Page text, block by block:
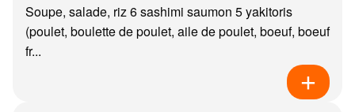
Soupe, salade, riz 6 sashimi saumon 5 yakitoris
(poulet, boulette de poulet, aile de poulet, boeuf, boeuf
fr...